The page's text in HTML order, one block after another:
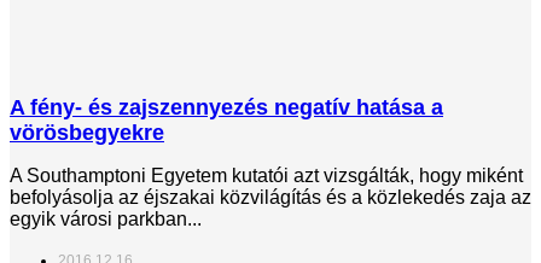
A fény- és zajszennyezés negatív hatása a
vörösbegyekre
A Southamptoni Egyetem kutatói azt vizsgálták, hogy miként
befolyásolja az éjszakai közvilágítás és a közlekedés zaja az
egyik városi parkban...